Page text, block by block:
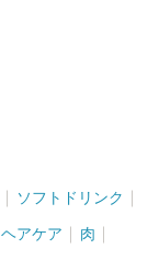
ソフトドリンク
ヘアケア 肉